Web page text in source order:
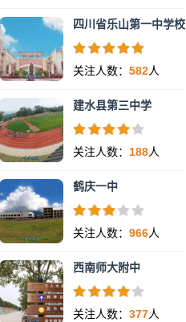
四川省乐山第一中学校
关注人数： 582人
建水县第三中学
关注人数： 188人
鹤庆一中
关注人数： 966人
西南师大附中
关注人数： 377人